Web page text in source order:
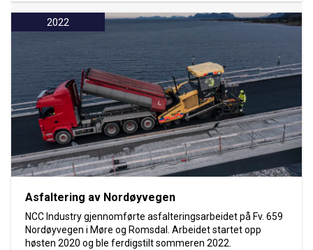
2022
Asfaltering av Nordøyvegen
NCC Industry gjennomførte asfalteringsarbeidet på Fv. 659
Nordøyvegen i Møre og Romsdal. Arbeidet startet opp
høsten 2020 og ble ferdigstilt sommeren 2022.